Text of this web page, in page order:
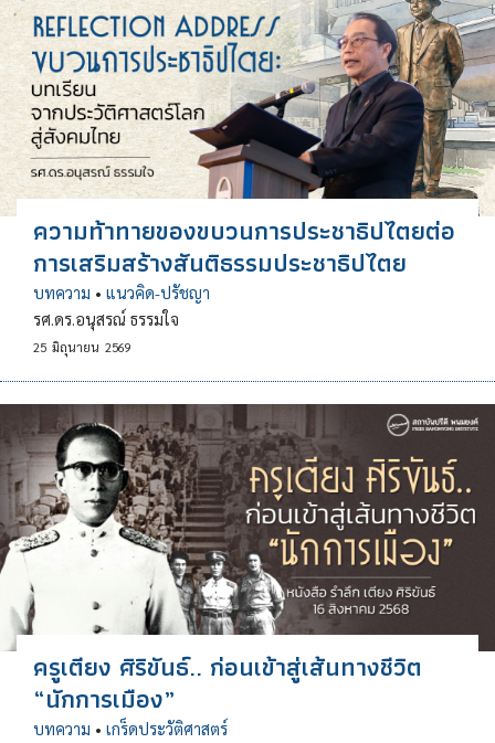
ความท้าทายของขบวนการประชาธิปไตยต่อ
การเสริมสร้างสันติธรรมประชาธิปไตย
บทความ • แนวคิด-ปรัชญา
รศ.ดร.อนุสรณ์ ธรรมใจ
25 มิถุนายน 2569
ครูเตียง ศิริขันธ์.. ก่อนเข้าสู่เส้นทางชีวิต
“นักการเมือง”
บทความ • เกร็ดประวัติศาสตร์